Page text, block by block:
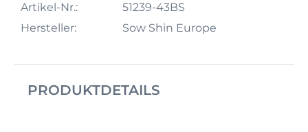
Artikel-Nr.:
51239-43BS
Hersteller:
Sow Shin Europe
PRODUKTDETAILS